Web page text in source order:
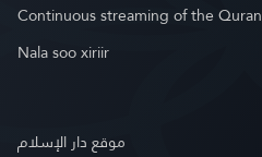
Continuous streaming of the Quran
Nala soo xiriir
موقع دار الإسلام